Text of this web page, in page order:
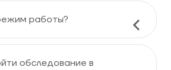
работы?
обследование в